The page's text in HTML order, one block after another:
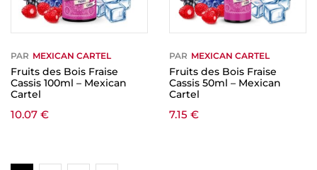
PAR MEXICAN CARTEL
Fruits des Bois Fraise
Cassis 100ml – Mexican
Cartel
10.07 €
PAR MEXICAN CARTEL
Fruits des Bois Fraise
Cassis 50ml – Mexican
Cartel
7.15 €